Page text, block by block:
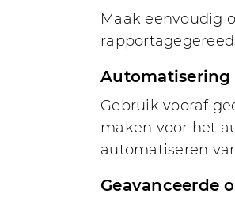
Maak eenvoudig
Automatisering
Gebruik vooraf
maken voor het
automatiseren
Geavanceerde